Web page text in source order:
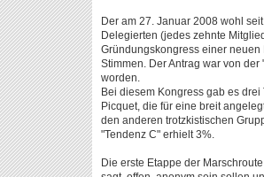
Der am 27. Januar 2008 wohl
Delegierten (jedes zehnte
Gründungskongress einer
Stimmen. Der Antrag war von
worden.
Bei diesem Kongress gab es
Picquet, die für eine breit
den anderen trotzkistischen
"Tendenz C" erhielt 3%.
Die erste Etappe der